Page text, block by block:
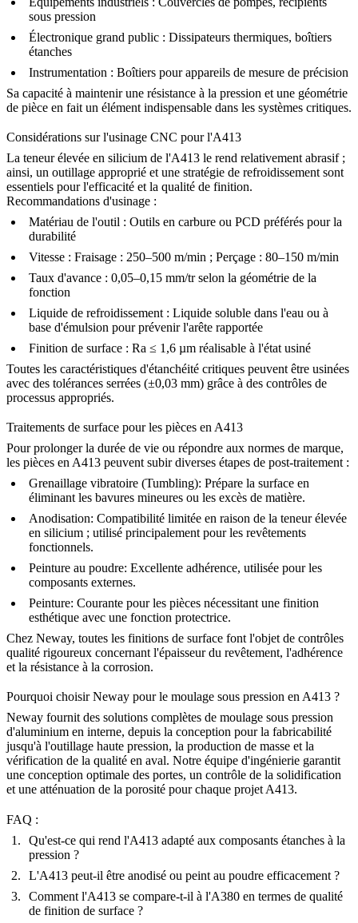
sous pression
Électronique grand public : Dissipateurs thermiques, boîtiers
étanches
Instrumentation : Boîtiers pour appareils de mesure de précision
Sa capacité à maintenir une résistance à la pression et une géométrie
de pièce en fait un élément indispensable dans les systèmes critiques.
Considérations sur l'usinage CNC pour l'A413
La teneur élevée en silicium de l'A413 le rend relativement abrasif ;
ainsi, un outillage approprié et une stratégie de refroidissement sont
essentiels pour l'efficacité et la qualité de finition.
Recommandations d'usinage :
Matériau de l'outil : Outils en carbure ou PCD préférés pour la
durabilité
Vitesse : Fraisage : 250–500 m/min ; Perçage : 80–150 m/min
Taux d'avance : 0,05–0,15 mm/tr selon la géométrie de la
fonction
Liquide de refroidissement : Liquide soluble dans l'eau ou à
base d'émulsion pour prévenir l'arête rapportée
Finition de surface : Ra ≤ 1,6 µm réalisable à l'état usiné
Toutes les caractéristiques d'étanchéité critiques peuvent être usinées
avec des tolérances serrées (±0,03 mm) grâce à des contrôles de
processus appropriés.
Traitements de surface pour les pièces en A413
Pour prolonger la durée de vie ou répondre aux normes de marque,
les pièces en A413 peuvent subir diverses étapes de post-traitement :
Grenaillage vibratoire (Tumbling): Prépare la surface en
éliminant les bavures mineures ou les excès de matière.
Anodisation: Compatibilité limitée en raison de la teneur élevée
en silicium ; utilisé principalement pour les revêtements
fonctionnels.
Peinture au poudre: Excellente adhérence, utilisée pour les
composants externes.
Peinture: Courante pour les pièces nécessitant une finition
esthétique avec une fonction protectrice.
Chez Neway, toutes les finitions de surface font l'objet de contrôles
qualité rigoureux concernant l'épaisseur du revêtement, l'adhérence
et la résistance à la corrosion.
Pourquoi choisir Neway pour le moulage sous pression en A413 ?
Neway fournit des solutions complètes de moulage sous pression
d'aluminium en interne, depuis la conception pour la fabricabilité
jusqu'à l'outillage haute pression, la production de masse et la
vérification de la qualité en aval. Notre équipe d'ingénierie garantit
une conception optimale des portes, un contrôle de la solidification
et une atténuation de la porosité pour chaque projet A413.
FAQ :
Qu'est-ce qui rend l'A413 adapté aux composants étanches à la
pression ?
L'A413 peut-il être anodisé ou peint au poudre efficacement ?
Comment l'A413 se compare-t-il à l'A380 en termes de qualité
de finition de surface ?